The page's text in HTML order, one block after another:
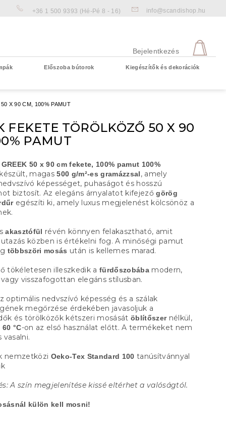
+36 1 500 9393 (Hé-Pé 8 - 16) info@scandishop.hu
Bejelentkezés
Előszoba bútorok Kiegészítők és dekorációk
X 90 CM, 100% PAMUT
FEKETE TÖRÖLKÖZŐ 50 X 90
PAMUT
50 x 90 cm fekete, 100% pamut 100%
készült, magas500 g/m²-es gramázzsal, amely
képességet, puhaságot és hosszú
biztosít. Az elegáns árnyalatot kifejezőgörög
egészíti ki, amely luxus megjelenést kölcsönöz a
akasztófül révén könnyen felakasztható, amit
közben is értékelni fog. A minőségi pamut
többszöri mosás után is kellemes marad.
tökéletesen illeszkedik afürdőszobába modern,
vagy visszafogottan elegáns stílusban.
optimális nedvszívó képesség és a szálak
megőrzése érdekében javasoljuk a
és törölközők kétszeri mosásátöblítőszernélkül,
60 °C-on az első használat előtt. A termékeket nem
vasalni.
nemzetközi Oeko-Tex Standard 100 tanúsítvánnyal
A szín megjelenítése kissé eltérhet a valóságtól.
külön kell mosni!